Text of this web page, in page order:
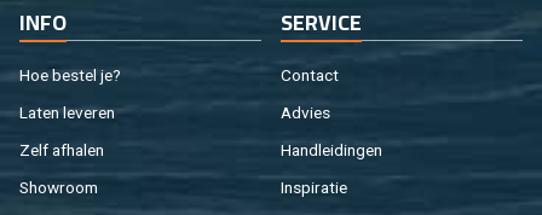
INFO
Hoe be­stel je?
Laten le­ve­ren
Zelf af­ha­len
Show­room
SER­VI­CE
Con­tact
Ad­vies
Hand­lei­din­gen
In­spi­ra­tie